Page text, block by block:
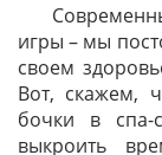
игры – мы
своем
Вот, скажем,
бочки в спа-
выкроить